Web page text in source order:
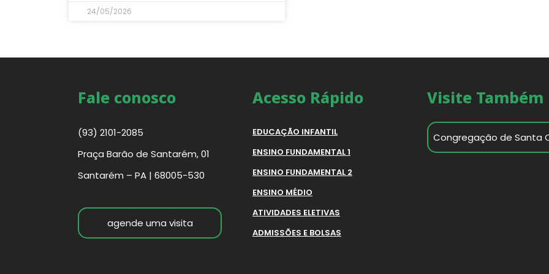
24/05/2026
Fale conosco
(93) 2101-2085
Praça Barão de Santarém, 01
Santarém – PA | 68005-530
agende uma visita
Acesso Rápido
EDUCAÇÃO INFANTIL
ENSINO FUNDAMENTAL 1
ENSINO FUNDAMENTAL 2
ENSINO MÉDIO
ATIVIDADES ELETIVAS
ADMISSÕES E BOLSAS
Visite Também
Congregação de Santa